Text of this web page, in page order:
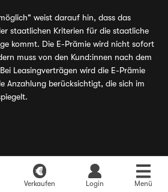
Verkaufen Login Menü
Angebote finden
weist darauf hin, dass das
staatlichen Kriterien für die staatliche
kommt. Die E-Prämie wird nicht sofort
muss von den Kund:innen nach dem
Leasingverträgen wird die E-Prämie
Anzahlung berücksichtigt, die sich im